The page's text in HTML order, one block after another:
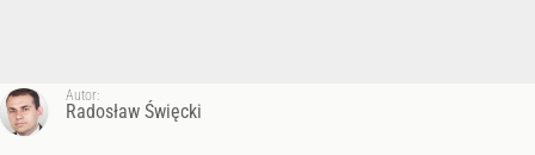
Autor:
Radosław Święcki